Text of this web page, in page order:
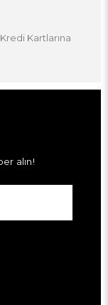
Kartlarına
alın!